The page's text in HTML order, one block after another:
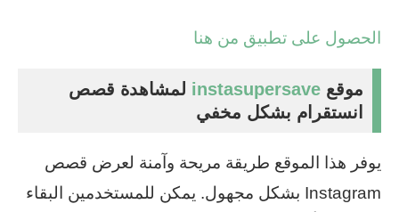
الحصول على تطبيق من هنا
موقع instasupersave لمشاهدة قصص
انستقرام بشكل مخفي
يوفر هذا الموقع طريقة مريحة وآمنة لعرض قصص
Instagram بشكل مجهول. يمكن للمستخدمين البقاء